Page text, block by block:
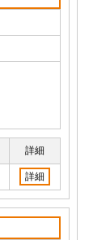
詳細
詳細